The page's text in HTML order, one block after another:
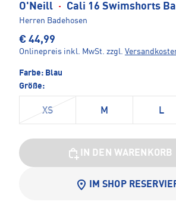
O'Neill · Cali 16 Swimshorts
Herren Badehosen
€ 44,99
Onlinepreis inkl. MwSt. zzgl.
Farbe: Blau
Größe:
XS M L
IN DEN WARENKORB
IM SHOP